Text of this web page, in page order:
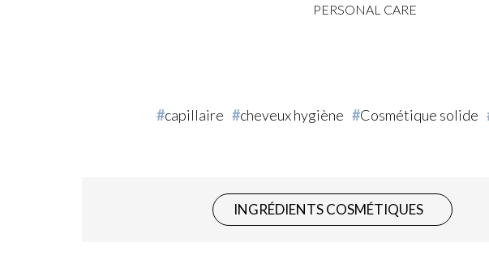
PERSONAL CARE
capillaire cheveux hygiène Cosmétique solide
INGRÉDIENTS COSMÉTIQUES